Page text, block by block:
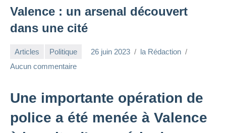
Valence : un arsenal découvert
dans une cité
Articles Politique 26 juin 2023
la Rédaction
Aucun commentaire
Une importante opération de
police a été menée à Valence